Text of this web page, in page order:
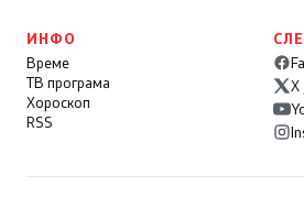
ИНФО
Време
ТВ програма
Хороскоп
RSS